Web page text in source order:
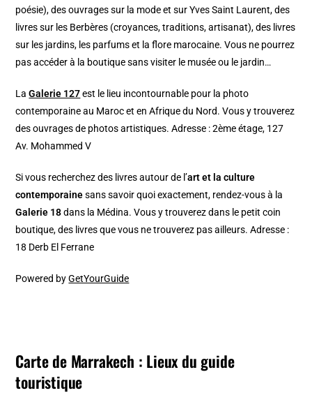
poésie), des ouvrages sur la mode et sur Yves Saint Laurent, des
livres sur les Berbères (croyances, traditions, artisanat), des livres
sur les jardins, les parfums et la flore marocaine. Vous ne pourrez
pas accéder à la boutique sans visiter le musée ou le jardin…
LaGalerie 127est le lieu incontournable pour la photo
contemporaine au Maroc et en Afrique du Nord. Vous y trouverez
des ouvrages de photos artistiques. Adresse : 2ème étage, 127
Av. Mohammed V
Si vous recherchez des livres autour de l’art et la culture
contemporainesans savoir quoi exactement, rendez-vous à la
Galerie 18dans la Médina. Vous y trouverez dans le petit coin
boutique, des livres que vous ne trouverez pas ailleurs. Adresse :
18 Derb El Ferrane
Powered byGetYourGuide
Carte de Marrakech : Lieux du guide
touristique